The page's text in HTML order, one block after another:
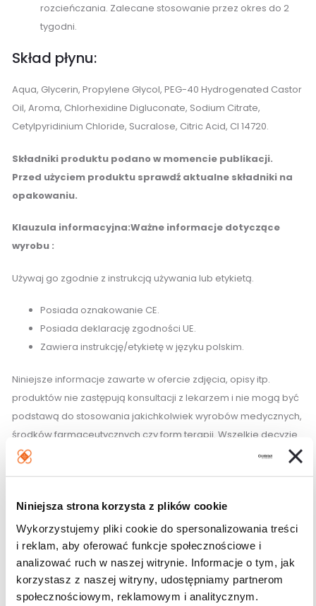
Niniejsza strona korzysta z plików cookie
Wykorzystujemy pliki cookie do spersonalizowania treści
i reklam, aby oferować funkcje społecznościowe i
analizować ruch w naszej witrynie. Informacje o tym, jak
korzystasz z naszej witryny, udostępniamy partnerom
społecznościowym, reklamowym i analitycznym.
rozcieńczania. Zalecane stosowanie przez okres do 2
tygodni.
Skład płynu:
Aqua, Glycerin, Propylene Glycol, PEG-40 Hydrogenated Castor
Oil, Aroma, Chlorhexidine Digluconate, Sodium Citrate,
Cetylpyridinium Chloride, Sucralose, Citric Acid, CI 14720.
Składniki produktu podano w momencie publikacji.
Przed użyciem produktu sprawdź aktualne składniki na
opakowaniu.
Klauzula informacyjna:Ważne informacje dotyczące
wyrobu :
Używaj go zgodnie z instrukcją używania lub etykietą.
Posiada oznakowanie CE.
Posiada deklarację zgodności UE.
Zawiera instrukcję/etykietę w języku polskim.
Niniejsze informacje zawarte w ofercie zdjęcia, opisy itp.
produktów nie zastępują konsultacji z lekarzem i nie mogą być
podstawą do stosowania jakichkolwiek wyrobów medycznych,
środków farmaceutycznych czy form terapii. Wszelkie decyzje
w w/w kwestii należy konsultować z lekarzem.
skonsultować się lekarzem.
Przechowywanie:
Przechowywać w miejscu niedostępnym i niewidocznym